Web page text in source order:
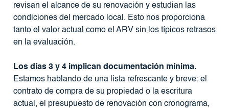
revisan el alcance de su renovación y estudian las
condiciones del mercado local. Esto nos proporciona
tanto el valor actual como el ARV sin los típicos retrasos
en la evaluación.
Los días 3 y 4 implican documentación mínima.
Estamos hablando de una lista refrescante y breve: el
contrato de compra de su propiedad o la escritura
actual, el presupuesto de renovación con cronograma,